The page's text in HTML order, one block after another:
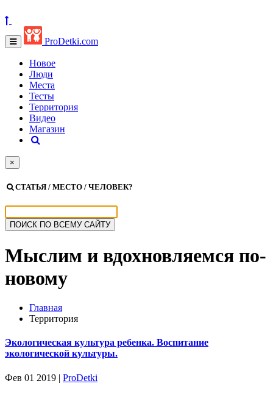
ProDetki.com
Новое
Люди
Места
Тесты
Территория
Видео
Магазин
×
СТАТЬЯ / МЕСТО / ЧЕЛОВЕК?
Мыслим и вдохновляемся по-
новому
Главная
Территория
Экологическая культура ребенка. Воспитание
экологической культуры.
Фев 01 2019 | ProDetki